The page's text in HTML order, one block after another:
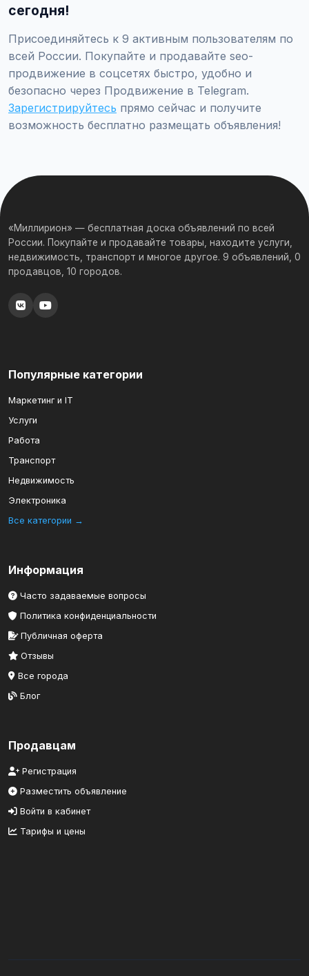
Telegram", заполните форму и опубликуйте. Первые
объявления — бесплатно!
сегодня!
Присоединяйтесь к 9 активным пользователям по
всей России. Покупайте и продавайте seo-
продвижение в соцсетях быстро, удобно и
безопасно через Продвижение в Telegram.
Зарегистрируйтесь прямо сейчас и получите
возможность бесплатно размещать объявления!
«Миллирион» — бесплатная доска объявлений по всей
России. Покупайте и продавайте товары, находите услуги,
недвижимость, транспорт и многое другое. 9 объявлений, 0
продавцов, 10 городов.
Популярные категории
Маркетинг и IT
Услуги
Работа
Транспорт
Недвижимость
Электроника
Все категории →
Информация
Часто задаваемые вопросы
Политика конфиденциальности
Публичная оферта
Отзывы
Все города
Блог
Продавцам
Регистрация
Разместить объявление
Войти в кабинет
Тарифы и цены